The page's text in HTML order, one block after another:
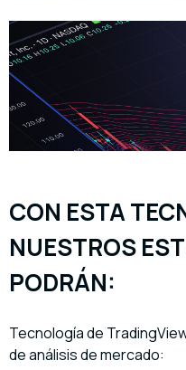
CON ESTA
NUESTROS
PODRÁN:
Tecnología de
de análisis de mercado: